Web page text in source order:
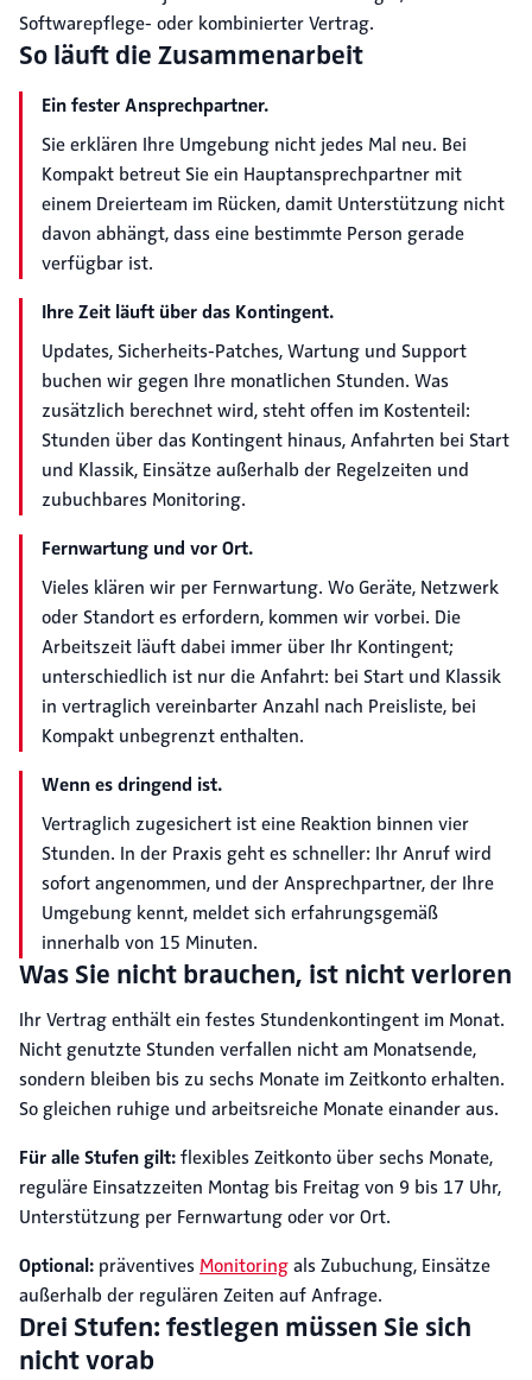
Softwarepflege- oder kombinierter Vertrag.
So läuft die Zusammenarbeit
Ein fester Ansprechpartner.
Sie erklären Ihre Umgebung nicht jedes Mal neu. Bei
Kompakt betreut Sie ein Hauptansprechpartner mit
einem Dreierteam im Rücken, damit Unterstützung nicht
davon abhängt, dass eine bestimmte Person gerade
verfügbar ist.
Ihre Zeit läuft über das Kontingent.
Updates, Sicherheits-Patches, Wartung und Support
buchen wir gegen Ihre monatlichen Stunden. Was
zusätzlich berechnet wird, steht offen im Kostenteil:
Stunden über das Kontingent hinaus, Anfahrten bei Start
und Klassik, Einsätze außerhalb der Regelzeiten und
zubuchbares Monitoring.
Fernwartung und vor Ort.
Vieles klären wir per Fernwartung. Wo Geräte, Netzwerk
oder Standort es erfordern, kommen wir vorbei. Die
Arbeitszeit läuft dabei immer über Ihr Kontingent;
unterschiedlich ist nur die Anfahrt: bei Start und Klassik
in vertraglich vereinbarter Anzahl nach Preisliste, bei
Kompakt unbegrenzt enthalten.
Wenn es dringend ist.
Vertraglich zugesichert ist eine Reaktion binnen vier
Stunden. In der Praxis geht es schneller: Ihr Anruf wird
sofort angenommen, und der Ansprechpartner, der Ihre
Umgebung kennt, meldet sich erfahrungsgemäß
innerhalb von 15 Minuten.
Was Sie nicht brauchen, ist nicht verloren
Ihr Vertrag enthält ein festes Stundenkontingent im Monat.
Nicht genutzte Stunden verfallen nicht am Monatsende,
sondern bleiben bis zu sechs Monate im Zeitkonto erhalten.
So gleichen ruhige und arbeitsreiche Monate einander aus.
Für alle Stufen gilt: flexibles Zeitkonto über sechs Monate,
reguläre Einsatzzeiten Montag bis Freitag von 9 bis 17 Uhr,
Unterstützung per Fernwartung oder vor Ort.
Optional: präventives Monitoring als Zubuchung, Einsätze
außerhalb der regulären Zeiten auf Anfrage.
Drei Stufen: festlegen müssen Sie sich
nicht vorab